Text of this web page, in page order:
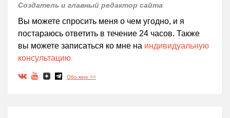
Создатель и главный редактор сайта
Вы можете спросить меня о чем угодно, и я
постараюсь ответить в течение 24 часов. Также
вы можете записаться ко мне на индивидуальную
консультацию
Обо мне >>